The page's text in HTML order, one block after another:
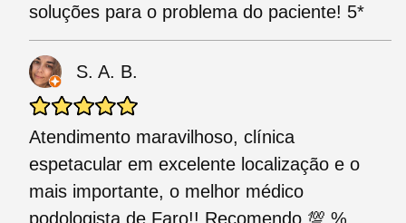
soluções para o problema do paciente! 5*
S. A. B.
Atendimento maravilhoso, clínica
espetacular em excelente localização e o
mais importante, o melhor médico
podologista de Faro!! Recomendo 💯 %